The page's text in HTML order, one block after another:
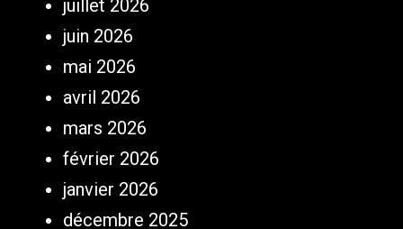
juillet 2026
juin 2026
mai 2026
avril 2026
mars 2026
février 2026
janvier 2026
décembre 2025